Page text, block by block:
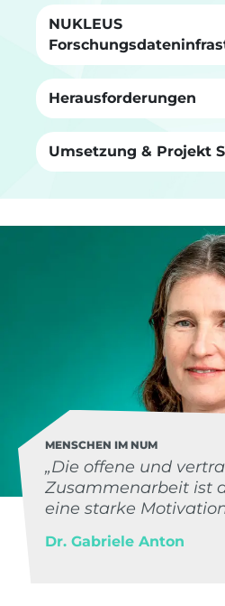
NUKLEUS
Herausforderungen
Umsetzung & Projekt
MENSCHEN IM NUM
„Die offene und
Zusammenarbeit ist
eine starke
Dr. Gabriele Anton